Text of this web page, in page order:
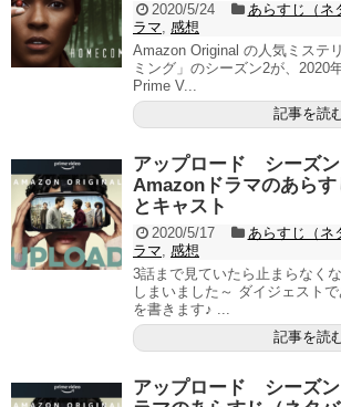
2020/5/24 あらすじ（ネ
ラマ, 感想
Amazon Original の人気ミステ
ミング」のシーズン2が、2020
Prime V...
記事を読
アップロード シーズ
Amazonドラマのあらす
とキャスト
2020/5/17 あらすじ（ネ
ラマ, 感想
3話まで見ていたら止まらなく
しまいました～ ダイジェストで
を書きます♪ ...
記事を読
アップロード シーズ